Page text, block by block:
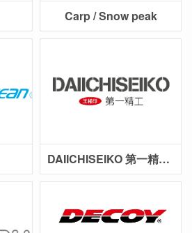
Carp / Snow peak
DAIICHISEIKO 第一精工王樣印